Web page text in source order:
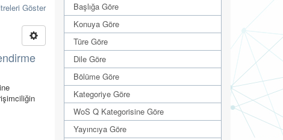
Göster
Başlığa Göre
Konuya Göre
Türe Göre
Dile Göre
Bölüme Göre
Kategoriye Göre
WoS Q Kategorisine Göre
Yayıncıya Göre